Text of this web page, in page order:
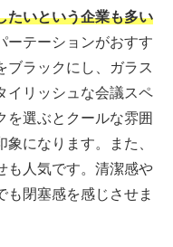
たいという企業も多い
ーテーションがおすす
ブラックにし、ガラス
イリッシュな会議スペ
を選ぶとクールな雰囲
になります。また、
も人気です。清潔感や
も閉塞感を感じさせま